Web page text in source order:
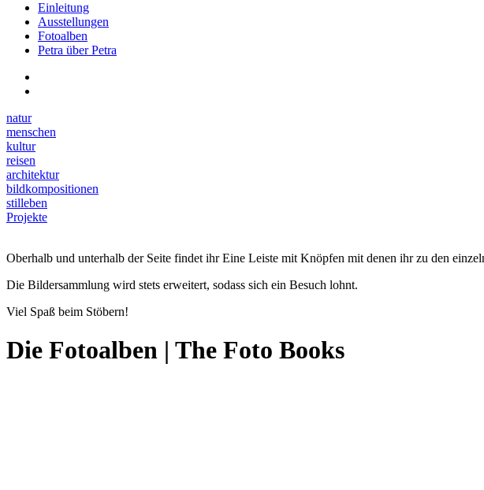
Einleitung
Ausstellungen
Fotoalben
Petra über Petra
natur
menschen
kultur
reisen
architektur
bildkompositionen
stilleben
Projekte
Oberhalb und unterhalb der Seite findet ihr Eine Leiste mit Knöpfen mit denen ihr zu den
Die Bildersammlung wird stets erweitert, sodass sich ein Besuch lohnt.
Viel Spaß beim Stöbern!
Die Fotoalben | The Foto Books